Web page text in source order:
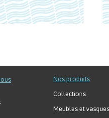
Nos produits
Collections
Meubles et vasques